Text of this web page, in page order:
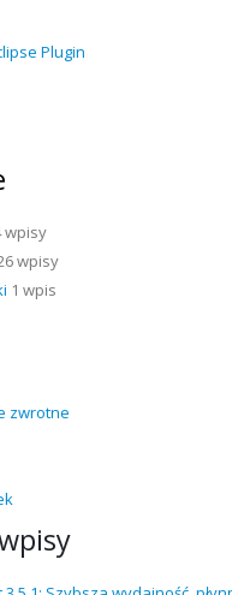
Plugin
wpisy
wpisy
1 wpis
zwrotne